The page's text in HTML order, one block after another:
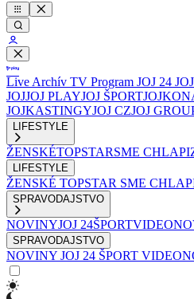
Live Archív TV Program JOJ 24
JOJJOJ PLAYJOJ ŠPORTJOJKO
JOJKASTINGYJOJ CZJOJ
LIFESTYLE
ŽENSKÉTOPSTARSME CHLAPI
LIFESTYLE
ŽENSKÉ TOPSTAR SME
SPRAVODAJSTVO
NOVINYJOJ 24ŠPORT
SPRAVODAJSTVO
NOVINY JOJ 24 ŠPORT